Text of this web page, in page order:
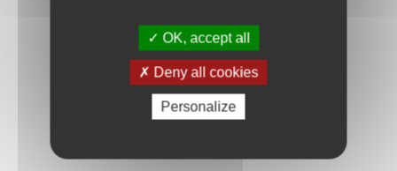
OK, accept all
Deny all cookies
Personalize